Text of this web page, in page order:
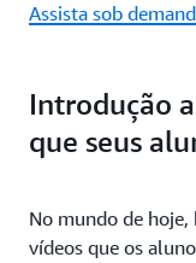
Assista sob
Introdução
que seus
No mundo de
vídeos que os